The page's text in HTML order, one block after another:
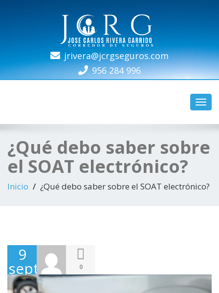
REG. SBS N-4686jrivera@jcrgseguros.com
956 284 996
¿Qué debo saber sobre
el SOAT electrónico?
Inicio ¿Qué debo saber sobre el SOAT electrónico?
9
septiembre,
2019
0